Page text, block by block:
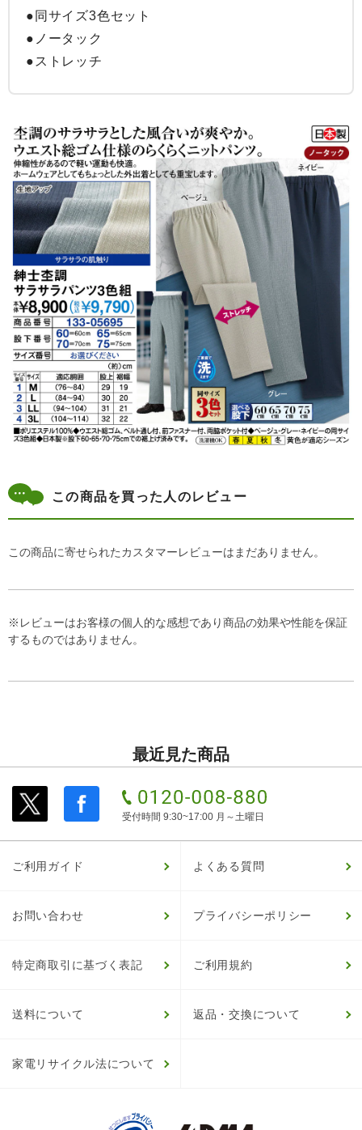
●同サイズ3色セット
●ノータック
●ストレッチ
この商品を買った人のレビュー
この商品に寄せられたカスタマーレビューはまだありません。
※レビューはお客様の個人的な感想であり商品の効果や性能を保証
するものではありません。
最近見た商品
受付時間 9:30~17:00 月～土曜日
ご利用ガイド よくある質問
お問い合わせ プライバシーポリシー
特定商取引に基づく表記 ご利用規約
送料について 返品・交換について
家電リサイクル法について